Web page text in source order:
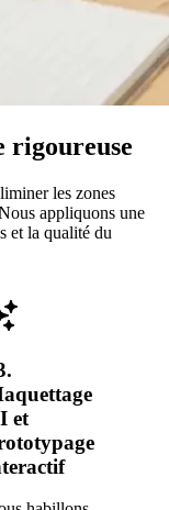
rigoureuse
les zones
appliquons une
et la qualité du
et